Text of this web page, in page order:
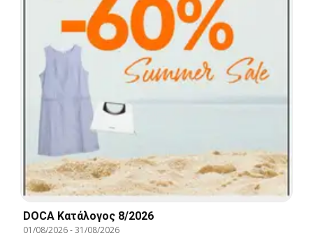
DOCA Kατάλογος 8/2026
01/08/2026-31/08/2026